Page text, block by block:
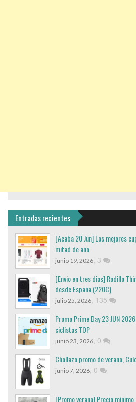
Entradas recientes
[Acaba 20 Jun] Los mejores
mitad de año
junio 19, 2026 3
[Envio en tres dias] Rodillo
desde España (220€)
julio 25, 2026 135
Promo Prime Day 23 JUN
ciclistas TOP
junio 23, 2026 0
Chollazo promo de verano,
junio 7, 2026 0
[Promo verano] Precio